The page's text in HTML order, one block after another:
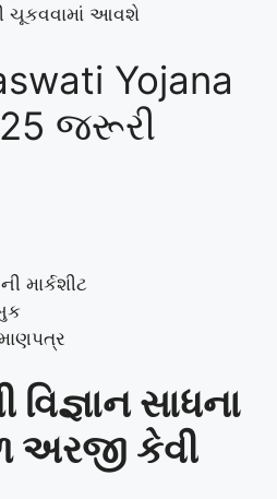
ચૂકવવામાં આવશે
Yojana
જરૂરી
માર્કશીટ
સાધના
અરજી કેવી